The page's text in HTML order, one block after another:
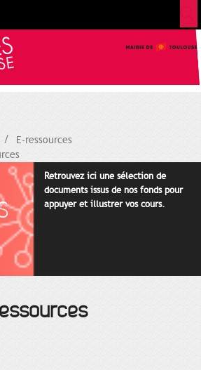
E-ressources
Retrouvez ici une sélection de
documents issus de nos fonds pour
appuyer et illustrer vos cours.